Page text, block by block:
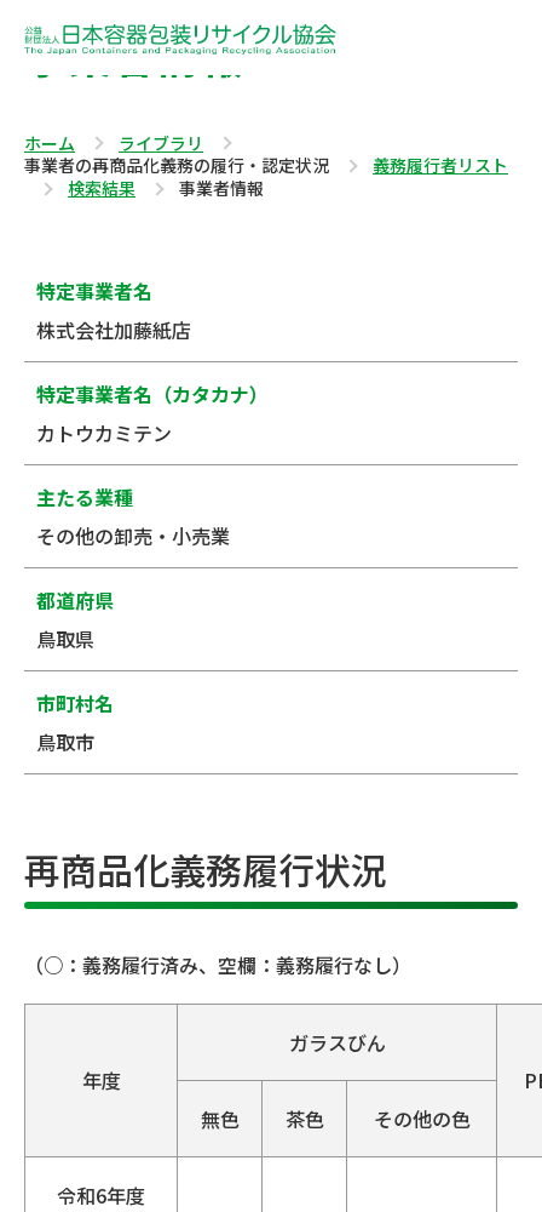
事業者情報
ホーム
ライブラリ
事業者の再商品化義務の履行・認定状況
義務履行者リスト
検索結果
事業者情報
特定事業者名
株式会社加藤紙店
特定事業者名（カタカナ）
カトウカミテン
主たる業種
その他の卸売・小売業
都道府県
鳥取県
市町村名
鳥取市
再商品化義務履行状況
（○：義務履行済み、空欄：義務履行なし）
年度
ガラスびん
無色
茶色 その他の色
令和6年度